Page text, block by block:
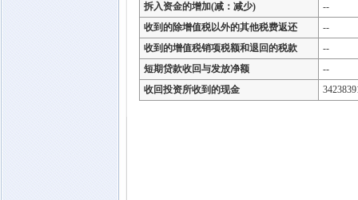
拆入资金的增加(减：减少)
--
收到的除增值税以外的其他税费返还
--
收到的增值税销项税额和退回的税款
--
短期贷款收回与发放净额
--
收回投资所收到的现金